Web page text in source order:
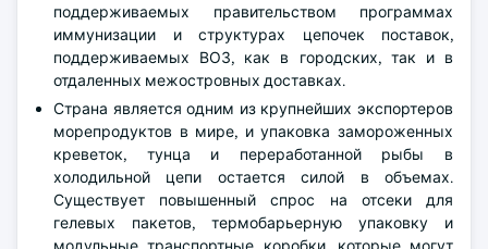
поддерживаемых правительством программах
иммунизации и структурах цепочек поставок,
поддерживаемых ВОЗ, как в городских, так и в
отдаленных межостровных доставках.
Страна является одним из крупнейших экспортеров
морепродуктов в мире, и упаковка замороженных
креветок, тунца и переработанной рыбы в
холодильной цепи остается силой в объемах.
Существует повышенный спрос на отсеки для
гелевых пакетов, термобарьерную упаковку и